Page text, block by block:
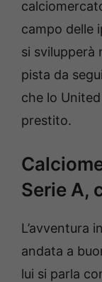
campo delle
si svilupperà
pista da
che lo
prestito.
Serie A,
L’avventura
andata a
lui si parla